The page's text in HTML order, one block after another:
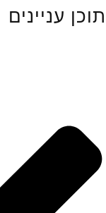
תוכן עניינים